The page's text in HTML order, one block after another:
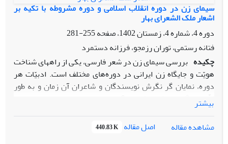
سیمای زن در دوره انقلاب اسلامی و دوره مشروطه با تکیه بر
اشعار ملک الشعرای بهار
دوره 4، شماره 4، زمستان 1402، صفحه
255-281
فتانه رستمی، توران رزمجو، فرزانه دستمرد
چکیده بررسی سیمای زن در شعر فارسی، یکی از راههای شناخت
هویّت و جایگاه زن ایرانی در دوره‌های مختلف است. ادبیّات هر
دوره، نمایان گر نگرش نویسندگان و شاعران آن زمان و به طور
کلّی بیانگر اندیشه حاکم بر آن دوران است؛ بنابراین به جاست
برای شناخت سیمای زن در هر دوره، اشعار شعرای آن دوره را
مورد بررسی قرار دهیم تا به این واقعیّت مهم دست یابیم. از
همان آغاز مشروطیت، وضعیت زن ایرانی مورد توجه و اعتراض
بیشتر
مشاهده مقاله
اصل مقاله 440.83 K